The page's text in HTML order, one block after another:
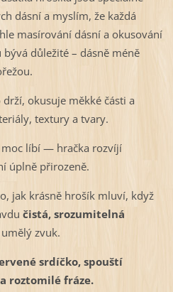
dásní a myslím, že každá
masírování dásní a okusování
důležité – dásně méně
okusuje měkké části a
textury a tvary.
moc líbí — hračka rozvíjí
úplně přirozeně.
jak krásně hrošík mluví, když
čistá, srozumitelná
zvuk.
srdíčko, spouští
roztomilé fráze.